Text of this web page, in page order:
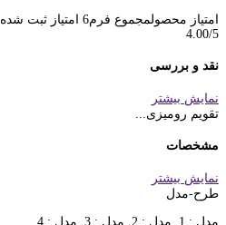
امتیاز محصولمجموع فرم6 امتیاز ثبت شده
4.00/5
نقد و بررسی
نمایش بیشتر
تقویم رومیزی...
مشخصات
نمایش بیشتر
طرح-مدل
مدل : 1, مدل : 2, مدل : 3, مدل : 4